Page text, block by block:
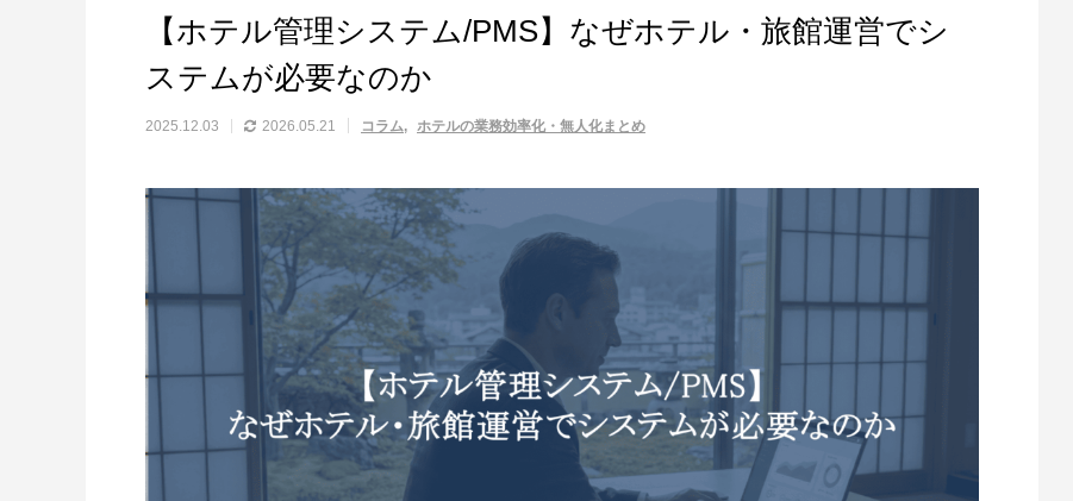
【ホテル管理システム/PMS】なぜホテル・旅館運営でシ
ステムが必要なのか
2025.12.03 2026.05.21 コラム ホテルの業務効率化・無人化まとめ